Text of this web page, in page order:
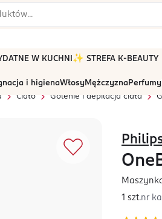
W KUCHNI ✨ STREFA K-BEAUTY
i higienaWłosyMężczyznaPerfumy
Ciało Golenie i depilacja ciała
1 szt.nr